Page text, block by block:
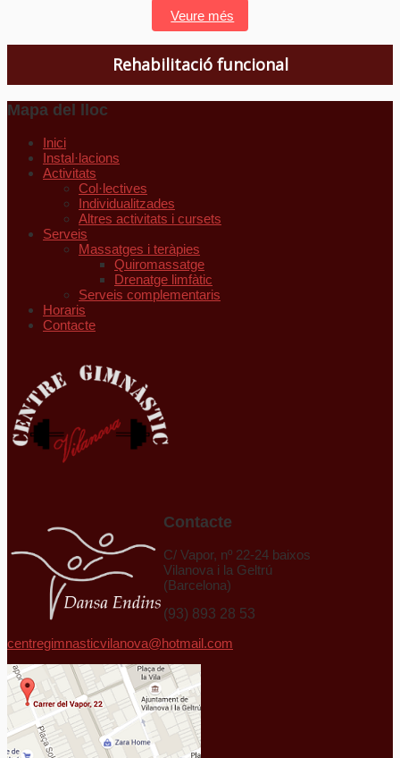
Veure més
Rehabilitació funcional
Mapa del lloc
Inici
Instal·lacions
Activitats
Col·lectives
Individualitzades
Altres activitats i cursets
Serveis
Massatges i teràpies
Quiromassatge
Drenatge limfàtic
Serveis complementaris
Horaris
Contacte
Contacte
C/ Vapor, nº 22-24 baixos
Vilanova i la Geltrú
(Barcelona)
(93) 893 28 53
centregimnasticvilanova@hotmail.com